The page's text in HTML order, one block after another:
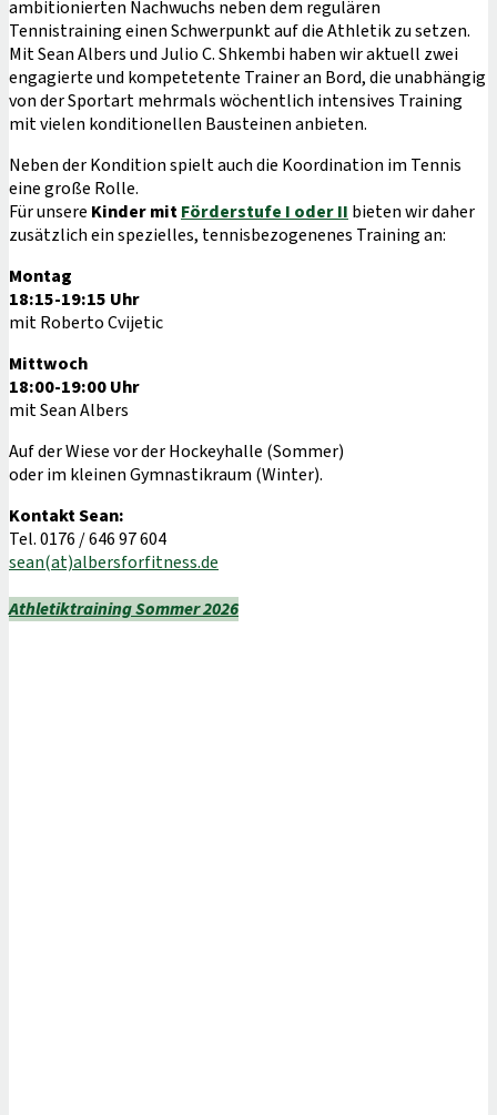
ambitionierten Nachwuchs neben dem regulären
Tennistraining einen Schwerpunkt auf die Athletik zu setzen.
Mit Sean Albers und Julio C. Shkembi haben wir aktuell zwei
engagierte und kompetetente Trainer an Bord, die unabhängig
von der Sportart mehrmals wöchentlich intensives Training
mit vielen konditionellen Bausteinen anbieten.
Neben der Kondition spielt auch die Koordination im Tennis
eine große Rolle.
Für unsere Kinder mitFörderstufe I oder II bieten wir daher
zusätzlich ein spezielles, tennisbezogenenes Training an:
Montag
18:15-19:15 Uhr
mit Roberto Cvijetic
Mittwoch
18:00-19:00 Uhr
mit Sean Albers
Auf der Wiese vor der Hockeyhalle (Sommer)
oder im kleinen Gymnastikraum (Winter).
Kontakt Sean:
Tel. 0176 / 646 97 604
sean(at)albersforfitness.de
Athletiktraining Sommer 2026